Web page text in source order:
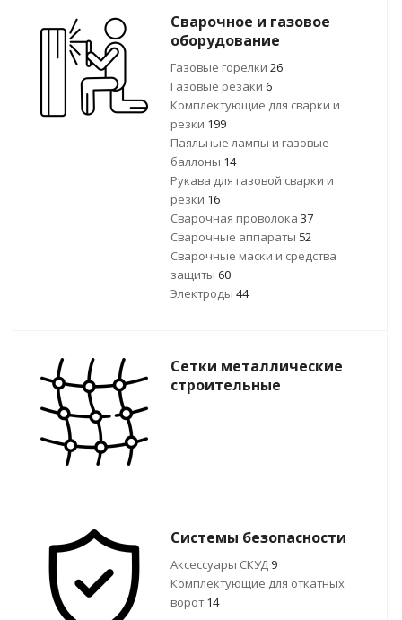
Сварочное и газовое
оборудование
Газовые горелки 26
Газовые резаки 6
Комплектующие для сварки и
резки 199
Паяльные лампы и газовые
баллоны 14
Рукава для газовой сварки и
резки 16
Сварочная проволока 37
Сварочные аппараты 52
Сварочные маски и средства
защиты 60
Электроды 44
Сетки металлические
строительные
Системы безопасности
Аксессуары СКУД 9
Комплектующие для откатных
ворот14